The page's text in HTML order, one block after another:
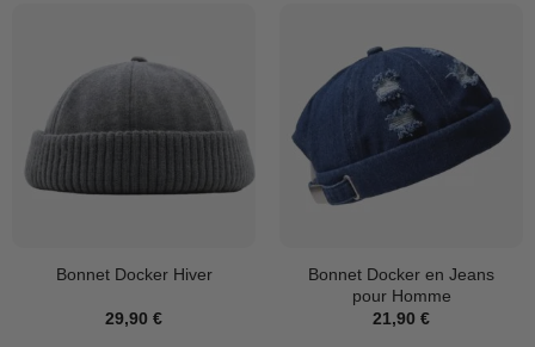
Bonnet Docker Hiver
29,90 €
Bonnet Docker en Jeans
pour Homme
21,90 €